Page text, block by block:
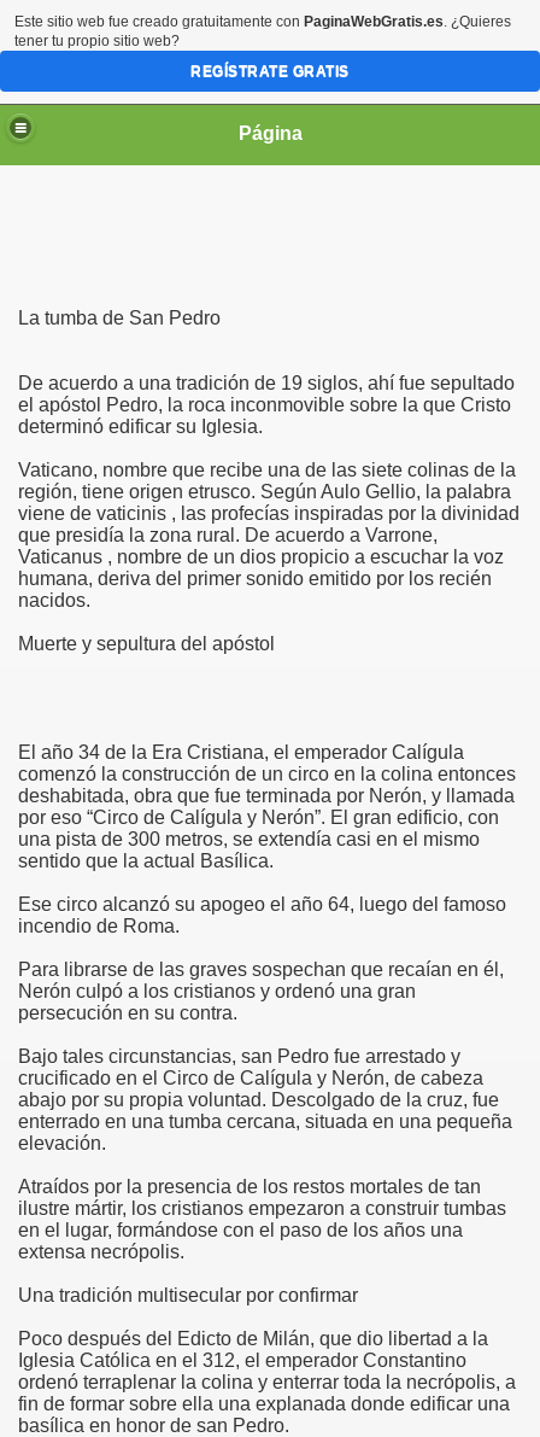
Página
La tumba de San Pedro
De acuerdo a una tradición de 19 siglos, ahí fue sepultado
el apóstol Pedro, la roca inconmovible sobre la que Cristo
determinó edificar su Iglesia.
Vaticano, nombre que recibe una de las siete colinas de la
región, tiene origen etrusco. Según Aulo Gellio, la palabra
viene de vaticinis , las profecías inspiradas por la divinidad
que presidía la zona rural. De acuerdo a Varrone,
Vaticanus , nombre de un dios propicio a escuchar la voz
humana, deriva del primer sonido emitido por los recién
nacidos.
Muerte y sepultura del apóstol
El año 34 de la Era Cristiana, el emperador Calígula
comenzó la construcción de un circo en la colina entonces
deshabitada, obra que fue terminada por Nerón, y llamada
por eso “Circo de Calígula y Nerón”. El gran edificio, con
una pista de 300 metros, se extendía casi en el mismo
sentido que la actual Basílica.
Ese circo alcanzó su apogeo el año 64, luego del famoso
incendio de Roma.
Para librarse de las graves sospechan que recaían en él,
Nerón culpó a los cristianos y ordenó una gran
persecución en su contra.
Bajo tales circunstancias, san Pedro fue arrestado y
crucificado en el Circo de Calígula y Nerón, de cabeza
abajo por su propia voluntad. Descolgado de la cruz, fue
enterrado en una tumba cercana, situada en una pequeña
elevación.
Atraídos por la presencia de los restos mortales de tan
ilustre mártir, los cristianos empezaron a construir tumbas
en el lugar, formándose con el paso de los años una
extensa necrópolis.
Una tradición multisecular por confirmar
Poco después del Edicto de Milán, que dio libertad a la
Iglesia Católica en el 312, el emperador Constantino
ordenó terraplenar la colina y enterrar toda la necrópolis, a
fin de formar sobre ella una explanada donde edificar una
basílica en honor de san Pedro.
chino
Este sitio web fue creado gratuitamente con PaginaWebGratis.es. ¿Quieres
tener tu propio sitio web?
REGÍSTRATE GRATIS